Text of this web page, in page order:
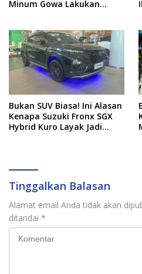
Minum Gowa Lakukan
Bukan SUV Biasa! Ini Alasan
Kenapa Suzuki Fronx SGX
Hybrid Kuro Layak Jadi
Tinggalkan Balasan
Alamat email Anda tidak akan
ditandai *